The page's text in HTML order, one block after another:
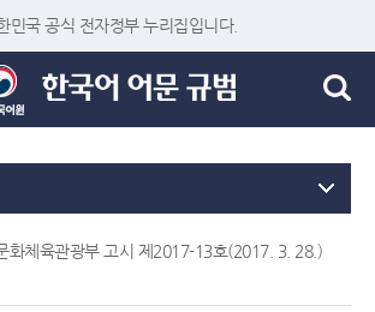
민국 공식 전자정부 누리집입니다.
화체육관광부 고시 제2017-13호(2017. 3. 28.)